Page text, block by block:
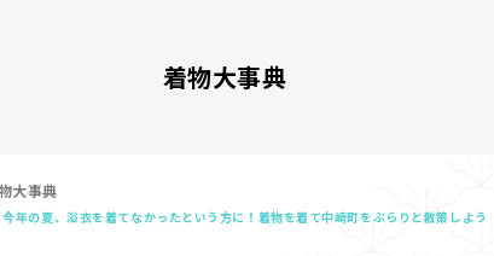
着物大事典
大事典
今年の夏、浴衣を着てなかったという方に！着物を着て中崎町をぶらりと散策しよう